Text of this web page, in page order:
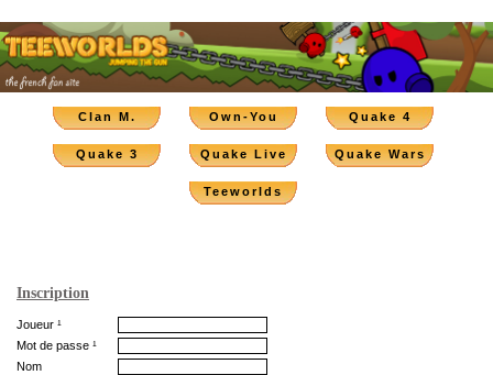
Clan M. Own-You Quake 4
Quake 3 Quake Live Quake Wars
Teeworlds
Inscription
Joueur ¹
Mot de passe ¹
Nom